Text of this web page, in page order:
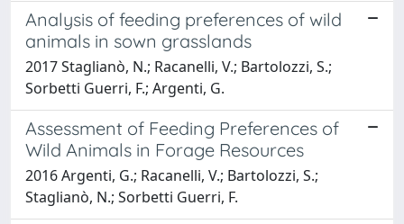
Analysis of feeding preferences of wild
animals in sown grasslands
2017 Staglianò, N.; Racanelli, V.; Bartolozzi, S.;
Sorbetti Guerri, F.; Argenti, G.
Assessment of Feeding Preferences of
Wild Animals in Forage Resources
2016 Argenti, G.; Racanelli, V.; Bartolozzi, S.;
Staglianò, N.; Sorbetti Guerri, F.